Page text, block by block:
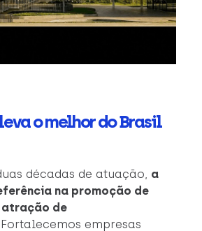
o melhor do Brasil
décadas de atuação, a
na promoção de
atração de
Fortalecemos empresas